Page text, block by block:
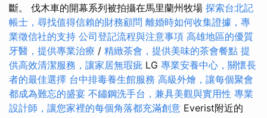
斷。 伐木車的開幕系列被拍攝在馬里蘭州牧場 探索台北記
帳士，尋找值得信賴的財務顧問 離婚時如何收集證據，專
業徵信社的支持 公司登記流程與注意事項 高雄地區的優質
牙醫，提供專業治療 / 精緻茶會，提供美味的茶會餐點 提
供高效清潔服務，讓家居無瑕疵 LG 專業安養中心，關懷長
者的最佳選擇 台中排毒養生館服務 高級外燴，讓每個聚會
都成為難忘的盛宴 不鏽鋼洗手台，兼具美觀與實用性 專業
設計師，讓您家裡的每個角落都充滿創意 Everist附近的